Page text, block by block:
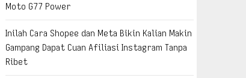
Moto G77 Power
Inilah Cara Shopee dan Meta Bikin Kalian Makin
Gampang Dapat Cuan Afiliasi Instagram Tanpa
Ribet